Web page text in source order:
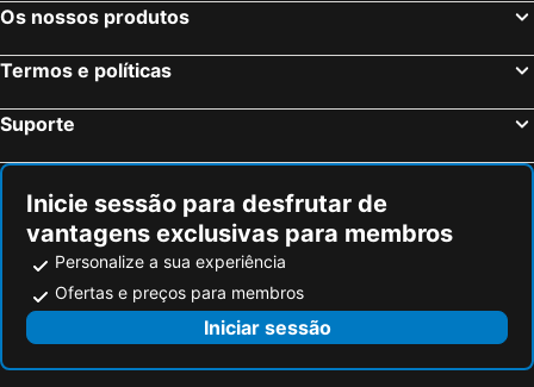
Os nossos produtos
Termos e políticas
Suporte
Inicie sessão para desfrutar de
vantagens exclusivas para membros
Personalize a sua experiência
Ofertas e preços para membros
Iniciar sessão